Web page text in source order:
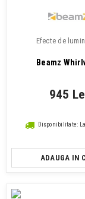
Efecte de
Beamz
945
Disponibilitate:
ADAUGA IN